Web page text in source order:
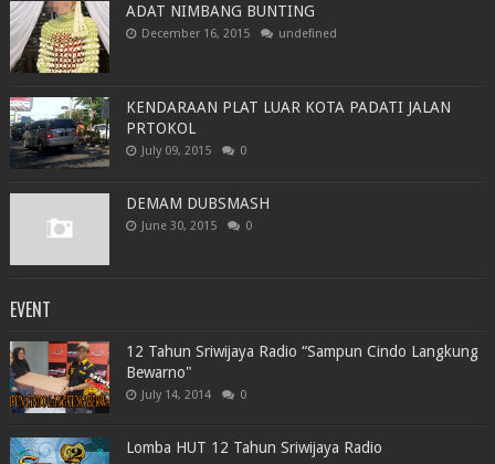
ADAT NIMBANG BUNTING
December 16, 2015 undefined
KENDARAAN PLAT LUAR KOTA PADATI JALAN
PRTOKOL
July 09, 2015 0
DEMAM DUBSMASH
June 30, 2015 0
EVENT
12 Tahun Sriwijaya Radio “Sampun Cindo Langkung
Bewarno"
July 14, 2014 0
Lomba HUT 12 Tahun Sriwijaya Radio